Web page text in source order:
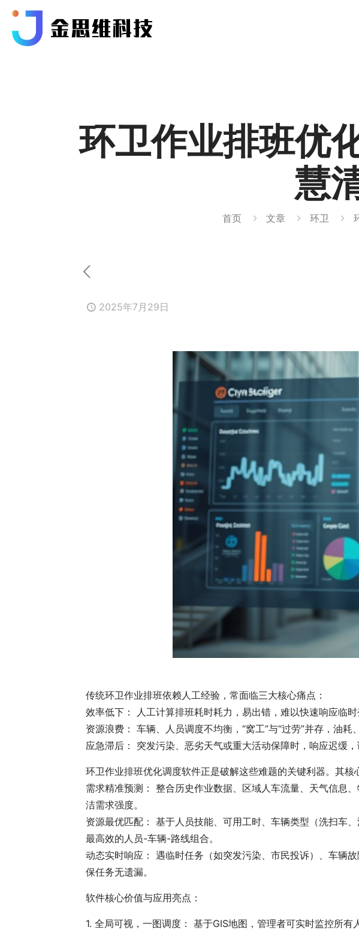
环卫作业排班优
慧
首页 文章 环卫
2025年7月29日
传统环卫作业排班依赖人工经验，常面临三大核心痛点：
效率低下： 人工计算排班耗时耗力，易出错，难以快速响应临时
资源浪费： 车辆、人员调度不均衡，“窝工”与“过劳”并存，油耗
应急滞后： 突发污染、恶劣天气或重大活动保障时，响应迟缓，
环卫作业排班优化调度软件正是破解这些难题的关键利器。其
需求精准预测： 整合历史作业数据、区域人车流量、天气信息
洁需求强度。
资源最优匹配： 基于人员技能、可用工时、车辆类型（洗扫车
最高效的人员-车辆-路线组合。
动态实时响应： 遇临时任务（如突发污染、市民投诉）、车辆
保任务无遗漏。
软件核心价值与应用亮点：
1. 全局可视，一图调度： 基于GIS地图，管理者可实时监控所有